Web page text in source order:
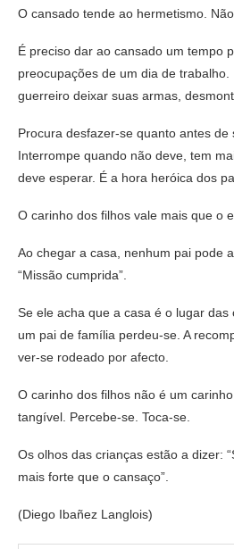
O cansado tende ao hermetismo.
É preciso dar ao cansado um tempo
preocupações de um dia de
guerreiro deixar suas armas,
Procura desfazer-se quanto antes de
Interrompe quando não deve, tem
deve esperar. É a hora heróica dos
O carinho dos filhos vale mais que o
Ao chegar a casa, nenhum pai pode
“Missão cumprida”.
Se ele acha que a casa é o lugar das
um pai de família perdeu-se. A
ver-se rodeado por afecto.
O carinho dos filhos não é um
tangível. Percebe-se. Toca-se.
Os olhos das crianças estão a dizer:
mais forte que o cansaço”.
(Diego Ibañez Langlois)